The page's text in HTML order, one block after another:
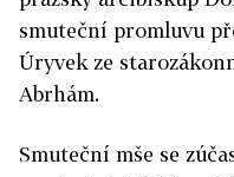
smuteční promluvu
Úryvek ze
Abrhám.
Smuteční mše se